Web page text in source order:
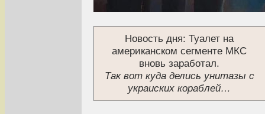
Новость дня: Туалет на
американском сегменте МКС
вновь заработал.
Так вот куда делись унитазы с
украиских кораблей…